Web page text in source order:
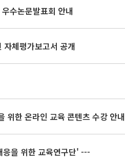
수논문발표회 안내
체평가보고서 공개
위한 온라인 교육 콘텐츠 수강 안내
을 위한 교육연구단' ---